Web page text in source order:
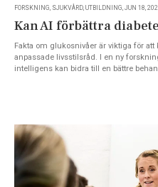
FORSKNING, SJUKVÅRD, UTBILDNING, JUN 18,
Kan AI förbättra
Fakta om glukosnivåer är viktiga för
anpassade livsstilsråd. I en ny
intelligens kan bidra till en bättre